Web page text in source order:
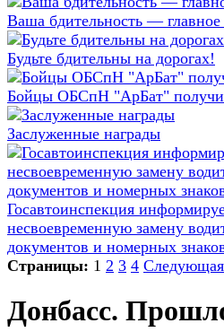
Ваша бдительность —
Будьте бдительны на дорогах!
Бойцы ОБСпН "АрБат"
Заслуженные награды
Госавтоинспекция
несвоевременную замену
документов и номерных
Страницы: 1 2 3 4 Следующая
Донбасс.